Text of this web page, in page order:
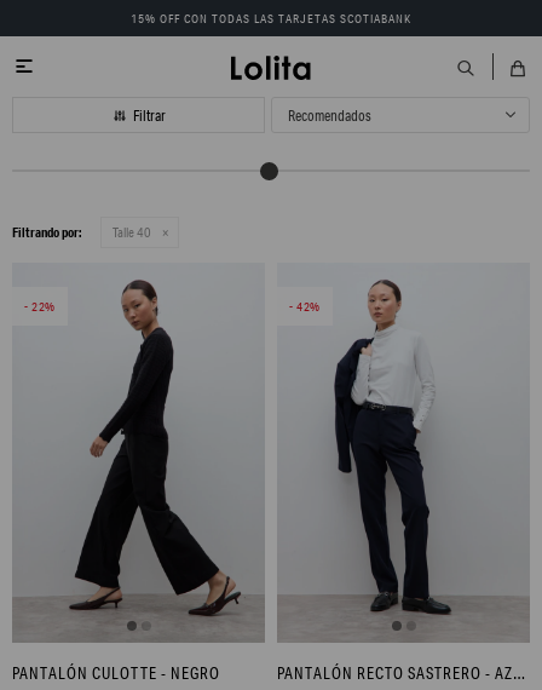
15% OFF CON TODAS LAS TARJETAS SCOTIABANK

Recomendados
Filtrando por: Talle 40
22
PANTALÓN CULOTTE - NEGRO
42
PANTALÓN RECTO SASTRERO - AZUL MARINO